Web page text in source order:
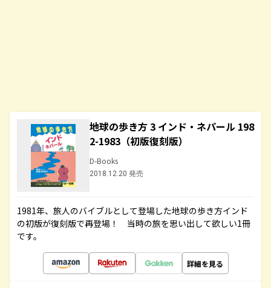
地球の歩き方 3 インド・ネパール 198
2-1983（初版復刻版）
D-Books
2018.12.20 発売
1981年、旅人のバイブルとして登場した地球の歩き方インド
の初版が復刻版で再登場！ 当時の旅を思い出して欲しい1冊
です。
詳細を見る